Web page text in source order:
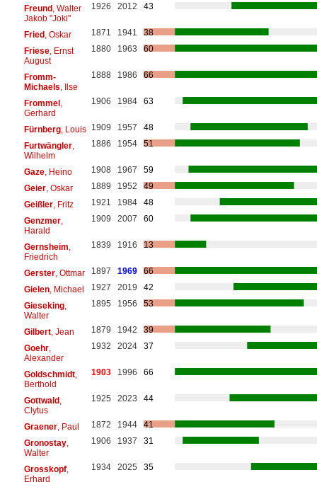
Freund, Walter
Jakob "Joki"
1926 2012 43
Fried, Oskar 1871 1941
38
Friese, Ernst
August
1880 1963 60
Fromm-
Michaels , Ilse
1888 1986 66
Frommel,
Gerhard
1906 1984 63
Fürnberg, Louis 1909 1957
48
Furtwängler,
Wilhelm
1886 1954 51
Gaze, Heino 1908 1967
59
Geier, Oskar 1889 1952
49
Geißler, Fritz 1921 1984
48
Genzmer,
Harald
1909 2007 60
Gernsheim
Friedrich
1839 1916 13
Gerster, Ottmar 1897 1969
66
Gielen, Michael 1927 2019
42
Gieseking,
Walter
1895 1956 53
Gilbert, Jean 1879 1942
39
Goehr,
Alexander
1932 2024 37
Goldschmidt,
Berthold
1903 1996 66
Gottwald,
Clytus
1925 2023 44
Graener, Paul 1872 1944
41
Gronostay,
Walter
1906 1937 31
Grosskopf,
Erhard
1934 2025 35